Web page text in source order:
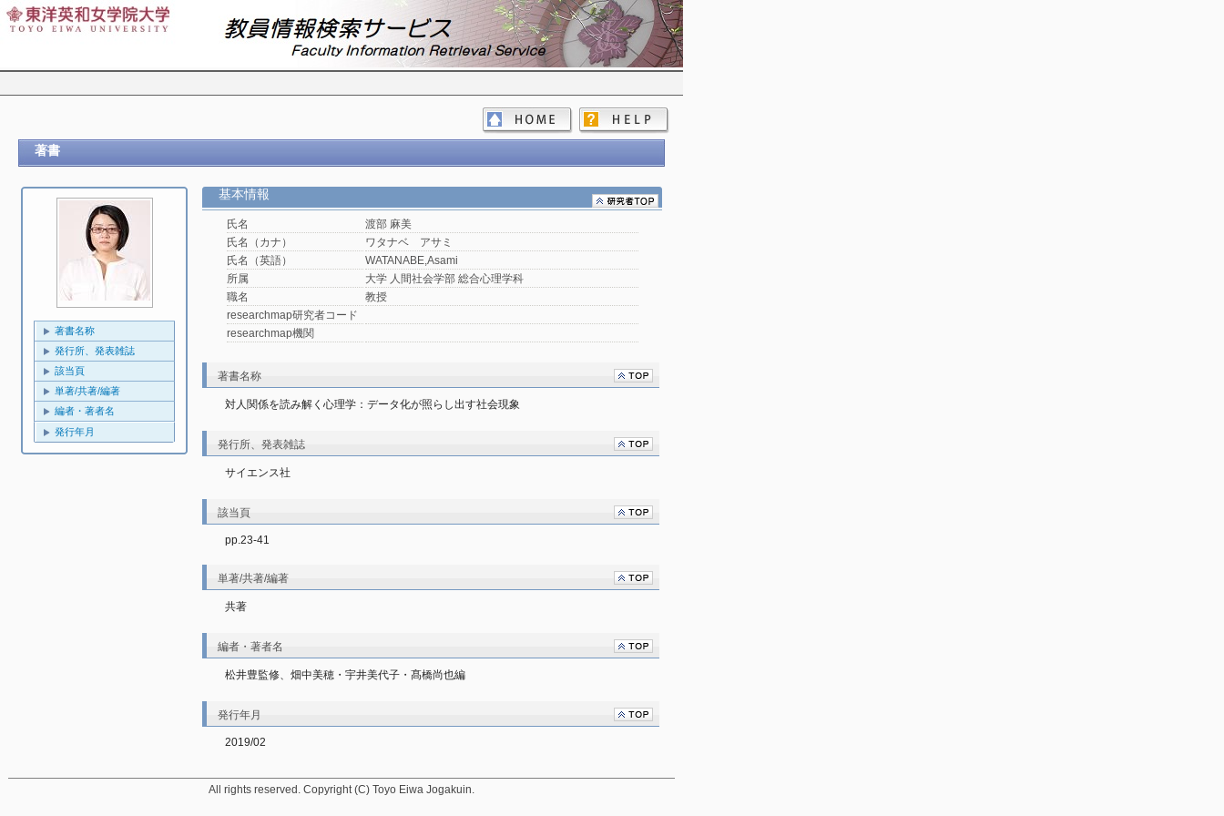
著書
著書名称
発行所、発表雑誌
該当頁
単著/共著/編著
編者・著者名
発行年月
基本情報
氏名
渡部 麻美
氏名（カナ）
ワタナベ アサミ
氏名（英語）
WATANABE,Asami
所属
大学 人間社会学部 総合心理学科
職名
教授
researchmap研究者コード
researchmap機関
著書名称
対人関係を読み解く心理学：データ化が照らし出す社会現象
発行所、発表雑誌
サイエンス社
該当頁
pp.23-41
単著/共著/編著
共著
編者・著者名
松井豊監修、畑中美穂・宇井美代子・髙橋尚也編
発行年月
2019/02